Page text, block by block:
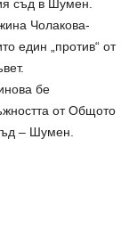
съд в Шумен.
Чолакова-
един „против“ от
бе
от Общото
– Шумен.